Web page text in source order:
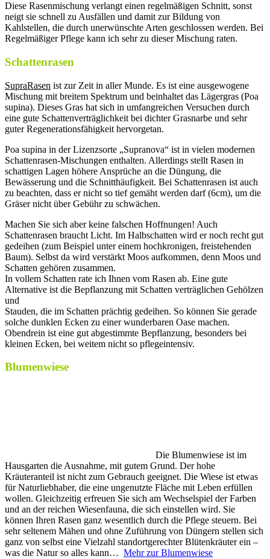
Diese Rasenmischung verlangt einen regelmäßigen Schnitt, sonst
neigt sie schnell zu Ausfällen und damit zur Bildung von
Kahlstellen, die durch unerwünschte Arten geschlossen werden. Bei
Regelmäßiger Pflege kann ich sehr zu dieser Mischung raten.
Schattenrasen
Supra­Rasen ist zur Zeit in aller Munde. Es ist eine ausgewogene
Mischung mit breitem Spektrum und beinhaltet das Lägergras (Poa
supina). Dieses Gras hat sich in umfangreichen Versuchen durch
eine gute Schattenverträglichkeit bei dichter Grasnarbe und sehr
guter Regenerationsfähigkeit hervorgetan.
Poa supina in der Lizenzsorte „Supranova“ ist in vielen modernen
Schattenrasen-Mischungen enthalten. Allerdings stellt Rasen in
schattigen Lagen höhere Ansprüche an die Düngung, die
Bewässerung und die Schnitthäufigkeit. Bei Schattenrasen ist auch
zu beachten, dass er nicht so tief gemäht werden darf (6cm), um die
Gräser nicht über Gebühr zu schwächen.
Machen Sie sich aber keine falschen Hoffnungen! Auch
Schattenrasen braucht Licht. Im Halbschatten wird er noch recht gut
gedeihen (zum Beispiel unter einem hochkronigen, freistehenden
Baum). Selbst da wird verstärkt Moos aufkommen, denn Moos und
Schatten gehören zusammen.
In vollem Schatten rate ich Ihnen vom Rasen ab. Eine gute
Alternative ist die Bepflanzung mit Schatten verträglichen Gehölzen
und
Stauden, die im Schatten prächtig gedeihen. So können Sie gerade
solche dunklen Ecken zu einer wunderbaren Oase machen.
Obendrein ist eine gut abgestimmte Bepflanzung, besonders bei
kleinen Ecken, bei weitem nicht so pflegeintensiv.
Blumenwiese
Die Blumenwiese ist im
Hausgarten die Ausnahme, mit gutem Grund. Der hohe
Kräuteranteil ist nicht zum Gebrauch geeignet. Die Wiese ist etwas
für Naturliebhaber, die eine ungenutzte Fläche mit Leben erfüllen
wollen. Gleichzeitig erfreuen Sie sich am Wechselspiel der Farben
und an der reichen Wiesenfauna, die sich einstellen wird. Sie
können Ihren Rasen ganz wesentlich durch die Pflege steuern. Bei
sehr seltenem Mähen und ohne Zuführung von Düngern stellen sich
ganz von selbst eine Vielzahl standortgerechter Blütenkräuter ein –
was die Natur so alles kann… Mehr zur Blumenwiese